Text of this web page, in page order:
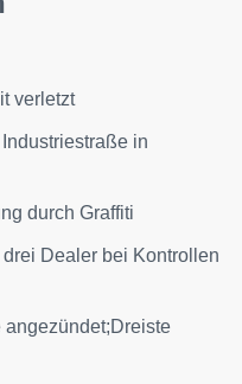
verletzt
in
durch Graffiti
Dealer bei Kontrollen
angezündet;Dreiste